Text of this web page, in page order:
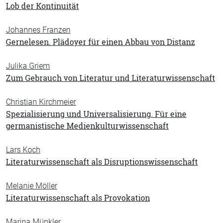
Lob der Kontinuität
Johannes Franzen
Gernelesen. Plädoyer für einen Abbau von Distanz
Julika Griem
Zum Gebrauch von Literatur und Literaturwissenschaft
Christian Kirchmeier
Spezialisierung und Universalisierung. Für eine
germanistische Medienkulturwissenschaft
Lars Koch
Literaturwissenschaft als Disruptionswissenschaft
Melanie Möller
Literaturwissenschaft als Provokation